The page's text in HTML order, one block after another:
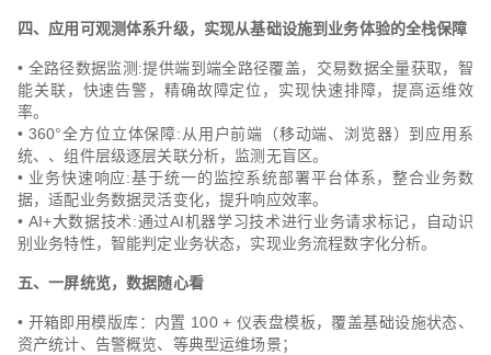
四、应用可观测体系升级，实现从基础设施到业务体验的全栈保障
• 全路径数据监测:提供端到端全路径覆盖，交易数据全量获取，智
能关联，快速告警，精确故障定位，实现快速排障，提高运维效
率。
• 360°全方位立体保障:从用户前端（移动端、浏览器）到应用系
统、、组件层级逐层关联分析，监测无盲区。
• 业务快速响应:基于统一的监控系统部署平台体系，整合业务数
据，适配业务数据灵活变化，提升响应效率。
• AI+大数据技术:通过AI机器学习技术进行业务请求标记，自动识
别业务特性，智能判定业务状态，实现业务流程数字化分析。
五、一屏统览，数据随心看
• 开箱即用模版库：内置 100 + 仪表盘模板，覆盖基础设施状态、
资产统计、告警概览、等典型运维场景；